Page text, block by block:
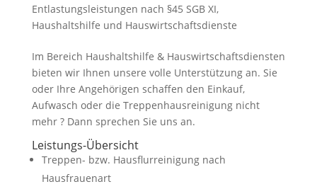
Entlastungsleistungen nach §45 SGB XI,
Haushaltshilfe und Hauswirtschaftsdienste
Im Bereich Haushaltshilfe & Hauswirtschaftsdiensten
bieten wir Ihnen unsere volle Unterstützung an. Sie
oder Ihre Angehörigen schaffen den Einkauf,
Aufwasch oder die Treppenhausreinigung nicht
mehr ? Dann sprechen Sie uns an.
Leistungs-Übersicht
Treppen- bzw. Hausflurreinigung nach
Hausfrauenart